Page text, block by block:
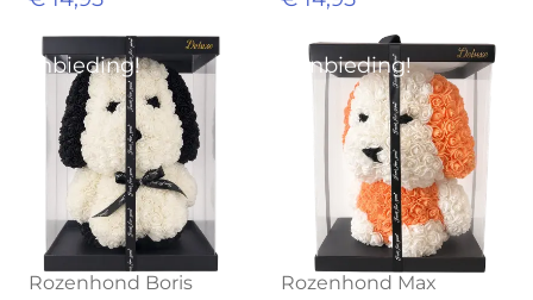
Aanbieding!
Rozenhond Boris
Aanbieding!
Rozenhond Max